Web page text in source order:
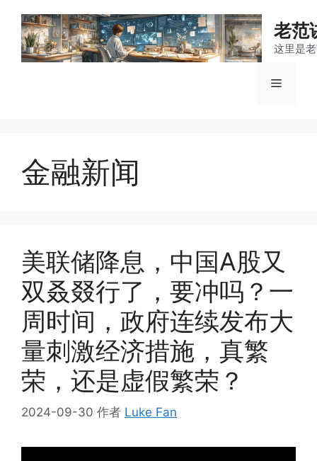
老范
这里是
菜
金融新闻
美联储降息，中国A股又
双叒叕行了，要冲吗？一
周时间，政府连续发布大
量刺激经济措施，真繁
荣，还是虚假繁荣？
2024-09-30 作者 Luke Fan